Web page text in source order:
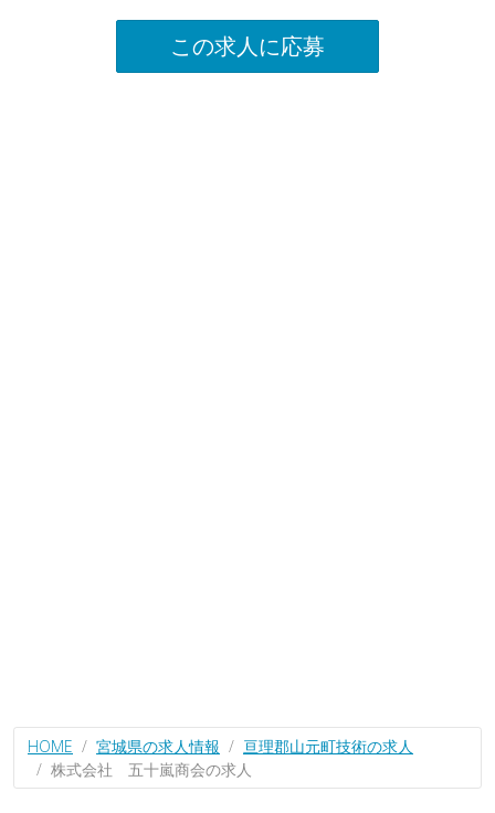
この求人に応募
HOME 宮城県の求人情報
亘理郡山元町技術の求人
株式会社 五十嵐商会の求人